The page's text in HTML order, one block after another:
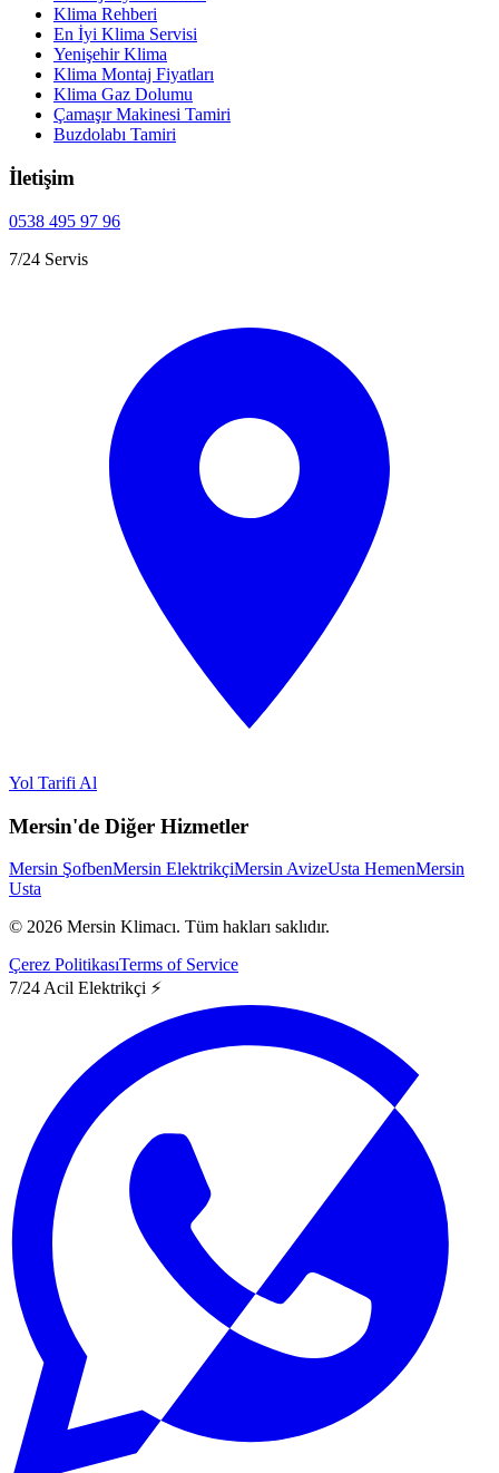
Klima Rehberi
En İyi Klima Servisi
Yenişehir Klima
Klima Montaj Fiyatları
Klima Gaz Dolumu
Çamaşır Makinesi Tamiri
Buzdolabı Tamiri
İletişim
0538 495 97 96
7/24 Servis
Yol Tarifi Al
Mersin'de Diğer Hizmetler
Mersin ŞofbenMersin ElektrikçiMersin AvizeUsta HemenMersin
Usta
© 2026 Mersin Klimacı. Tüm hakları saklıdır.
Çerez PolitikasıTerms of Service
7/24 Acil Elektrikçi ⚡